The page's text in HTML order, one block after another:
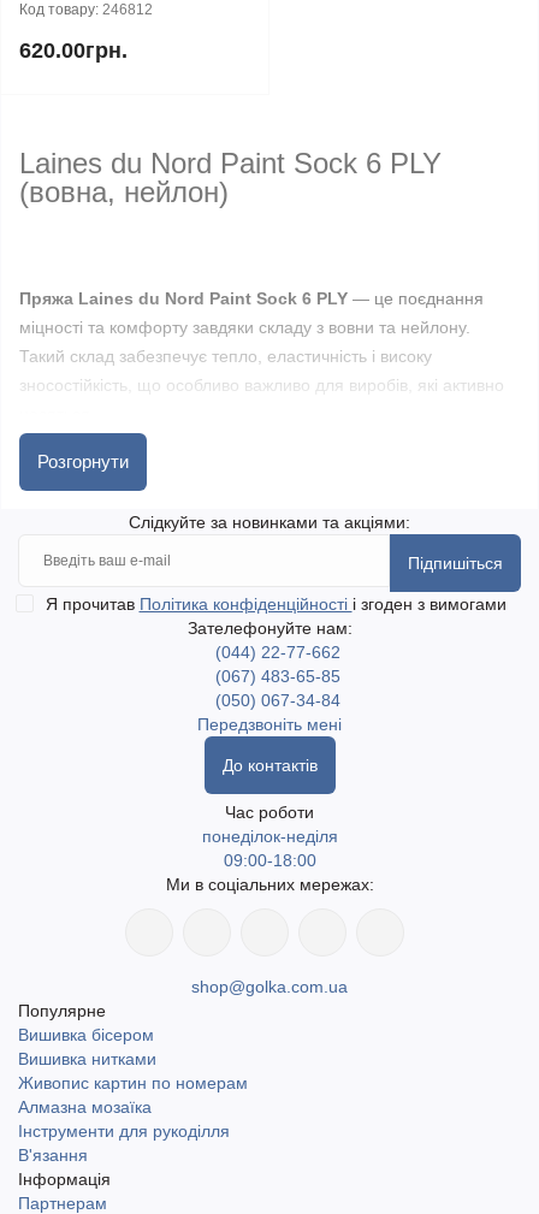
Код товару: 246812
620.00грн.
Laines du Nord Paint Sock 6 PLY
(вовна, нейлон)
Пряжа Laines du Nord Paint Sock 6 PLY — це поєднання
міцності та комфорту завдяки складу з вовни та нейлону.
Такий склад забезпечує тепло, еластичність і високу
зносостійкість, що особливо важливо для виробів, які активно
стабільністю у в’язанні та дозволяє отримати акуратну, чітку
фактуру виробу.
Підходить для в’язання шкарпеток, а також светрів, шапок,
шарфів та інших аксесуарів. Вироби виходять міцними,
теплими та практичними у щоденному використанні.
включаючи найвіддаленіші населені пункти. Доступний
самовивіз у місті Одеса. Доставка Новою поштою та
Розгорнути
Слідкуйте за новинками та акціями:
Підпишіться
Я прочитав Політика конфіденційності і згоден з вимогами
Зателефонуйте нам:
(044) 22-77-662
(067) 483-65-85
(050) 067-34-84
Передзвоніть мені
До контактів
Час роботи
понеділок-неділя
09:00-18:00
Ми в соціальних мережах:
shop@golka.com.ua
Популярне
Вишивка бісером
Вишивка нитками
Живопис картин по номерам
Алмазна мозаїка
Інструменти для рукоділля
В'язання
Інформація
Партнерам